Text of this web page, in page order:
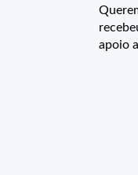
apoio